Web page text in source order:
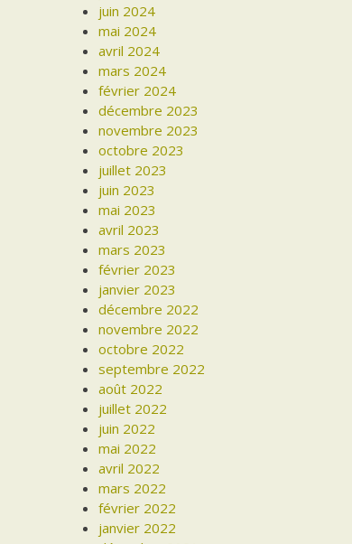
juin 2024
mai 2024
avril 2024
mars 2024
février 2024
décembre 2023
novembre 2023
octobre 2023
juillet 2023
juin 2023
mai 2023
avril 2023
mars 2023
février 2023
janvier 2023
décembre 2022
novembre 2022
octobre 2022
septembre 2022
août 2022
juillet 2022
juin 2022
mai 2022
avril 2022
mars 2022
février 2022
janvier 2022